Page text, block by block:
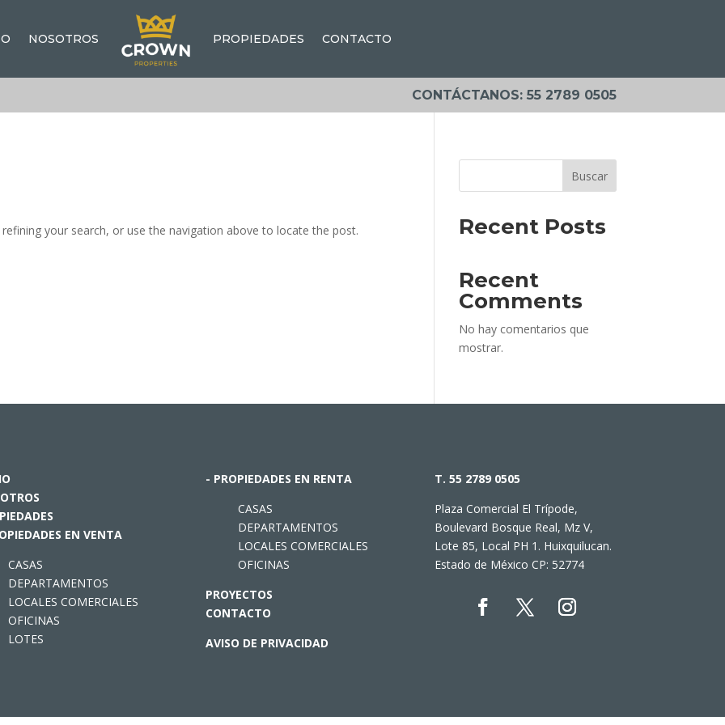
NOSOTROS PROPIEDADES CONTACTO
CONTÁCTANOS: 55 2789 0505
your search, or use the navigation above to locate the post.
Buscar
Recent Posts
Recent
Comments
No hay comentarios que
mostrar.
EN VENTA
CASAS
DEPARTAMENTOS
LOCALES COMERCIALES
OFICINAS
LOTES
- PROPIEDADES EN RENTA
CASAS
DEPARTAMENTOS
LOCALES COMERCIALES
OFICINAS
PROYECTOS
CONTACTO
AVISO DE PRIVACIDAD
T. 55 2789 0505
Plaza Comercial El Trípode,
Boulevard Bosque Real, Mz V,
Lote 85, Local PH 1. Huixquilucan.
Estado de México CP: 52774